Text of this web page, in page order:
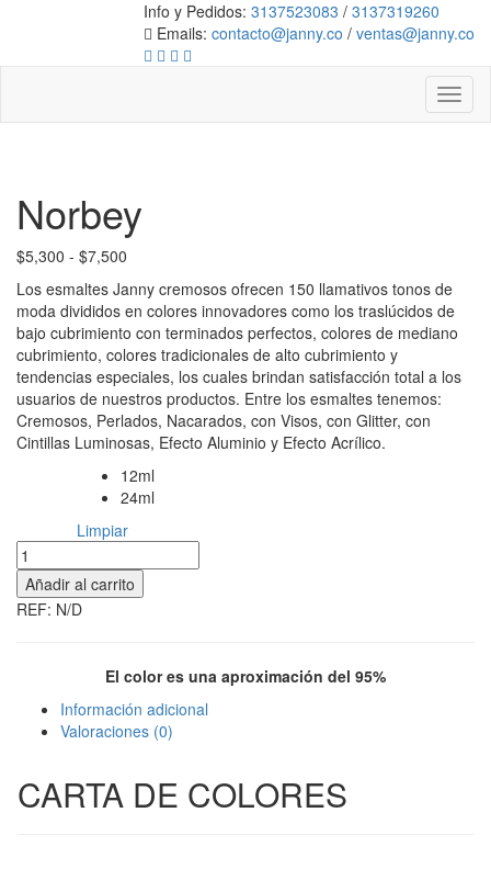
Info y Pedidos: 3137523083 / 3137319260
Emails: contacto@janny.co / ventas@janny.co
Norbey
$5,300 - $7,500
precios:
desde
$5,300
hasta
$7,500
Los esmaltes Janny cremosos ofrecen 150 llamativos tonos de
moda divididos en colores innovadores como los traslúcidos de
bajo cubrimiento con terminados perfectos, colores de mediano
cubrimiento, colores tradicionales de alto cubrimiento y
tendencias especiales, los cuales brindan satisfacción total a los
usuarios de nuestros productos. Entre los esmaltes tenemos:
Cremosos, Perlados, Nacarados, con Visos, con Glitter, con
Cintillas Luminosas, Efecto Aluminio y Efecto Acrílico.
12ml
24ml
Limpiar
Norbey
cantidad
Añadir al carrito
REF: N/D
El color es una aproximación del 95%
Información adicional
Valoraciones (0)
CARTA DE COLORES